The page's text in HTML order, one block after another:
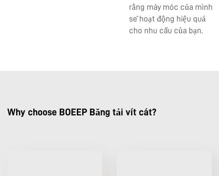
rằng máy móc của mình
sẽ hoạt động hiệu quả
cho nhu cầu của bạn.
Why choose BOEEP Băng tải vít cát?